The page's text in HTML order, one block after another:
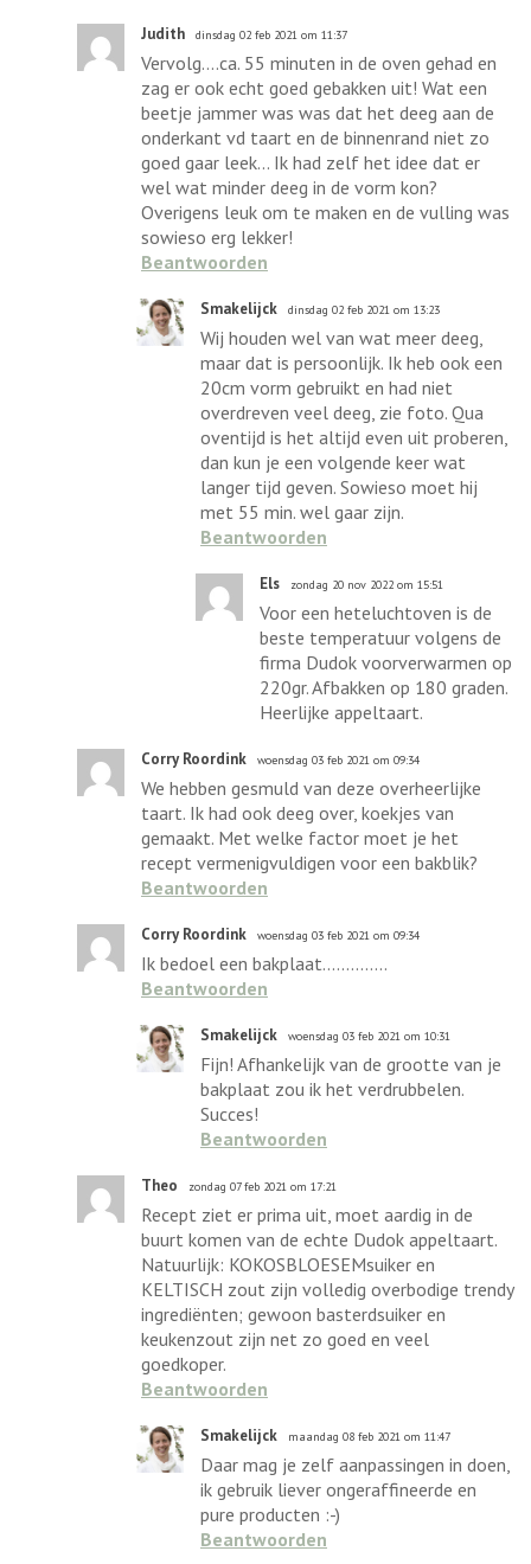
Judith dinsdag 02 feb 2021 om 11:37
Vervolg....ca. 55 minuten in de oven gehad en
zag er ook echt goed gebakken uit! Wat een
beetje jammer was was dat het deeg aan de
onderkant vd taart en de binnenrand niet zo
goed gaar leek... Ik had zelf het idee dat er
wel wat minder deeg in de vorm kon?
Overigens leuk om te maken en de vulling was
sowieso erg lekker!
Beantwoorden
Smakelijck dinsdag 02 feb 2021 om 13:23
Wij houden wel van wat meer deeg,
maar dat is persoonlijk. Ik heb ook een
20cm vorm gebruikt en had niet
overdreven veel deeg, zie foto. Qua
oventijd is het altijd even uit proberen,
dan kun je een volgende keer wat
langer tijd geven. Sowieso moet hij
met 55 min. wel gaar zijn.
Beantwoorden
Els zondag 20 nov 2022 om 15:51
Voor een heteluchtoven is de
beste temperatuur volgens de
firma Dudok voorverwarmen op
220gr. Afbakken op 180 graden.
Heerlijke appeltaart.
Corry Roordink woensdag 03 feb 2021 om 09:34
We hebben gesmuld van deze overheerlijke
taart. Ik had ook deeg over, koekjes van
gemaakt. Met welke factor moet je het
recept vermenigvuldigen voor een bakblik?
Beantwoorden
Corry Roordink woensdag 03 feb 2021 om 09:34
Ik bedoel een bakplaat..............
Beantwoorden
Smakelijck woensdag 03 feb 2021 om 10:31
Fijn! Afhankelijk van de grootte van je
bakplaat zou ik het verdrubbelen.
Succes!
Beantwoorden
Theo zondag 07 feb 2021 om 17:21
Recept ziet er prima uit, moet aardig in de
buurt komen van de echte Dudok appeltaart.
Natuurlijk: KOKOSBLOESEMsuiker en
KELTISCH zout zijn volledig overbodige trendy
ingrediënten; gewoon basterdsuiker en
keukenzout zijn net zo goed en veel
goedkoper.
Beantwoorden
Smakelijck maandag 08 feb 2021 om 11:47
Daar mag je zelf aanpassingen in doen,
ik gebruik liever ongeraffineerde en
pure producten :-)
Beantwoorden